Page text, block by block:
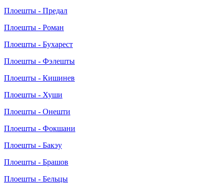
Плоешты - Предал
Плоешты - Роман
Плоешты - Бухарест
Плоешты - Фэлешты
Плоешты - Кишинев
Плоешты - Хуши
Плоешты - Онешти
Плоешты - Фокшани
Плоешты - Бакэу
Плоешты - Брашов
Плоешты - Бельцы